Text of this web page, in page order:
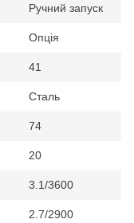
Ручний запуск
Опція
41
Сталь
74
20
3.1/3600
2.7/2900